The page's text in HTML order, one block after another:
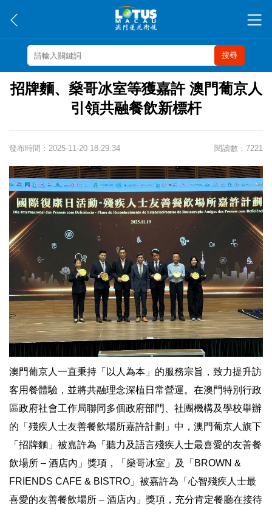
搜尋
招牌麵、燊哥冰室等獲嘉許 澳門葡京人
引領共融餐飲新標杆
發布時間：2025-11-20 18:29:34 閱讀數：7221
澳門葡京人一直秉持「以人為本」的服務宗旨，致力提升訪
客用餐體驗，並將共融理念深植日常營運。在澳門特別行政
區政府社會工作局聯同多個政府部門、社團機構及學校舉辦
的「殘疾人士友善餐飲場所嘉許計劃」中，澳門葡京人旗下
「招牌麵」被嘉許為「聽力及語言殘疾人士最喜愛的友善餐
飲場所 – 酒店內」獎項，「燊哥冰室」及「BROWN &
FRIENDS CAFE & BISTRO」被嘉許為「心智殘疾人士最
喜愛的友善餐飲場所 – 酒店內」獎項，充分肯定餐廳在接待